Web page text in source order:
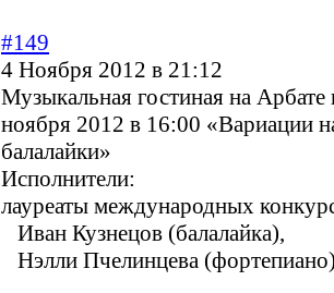
#149
4 Ноября 2012 в 21:12
Музыкальная гостиная на Арбате
ноября 2012 в 16:00 «Вариации
балалайки»
Исполнители:
лауреаты международных
Иван Кузнецов (балалайка),
Нэлли Пчелинцева